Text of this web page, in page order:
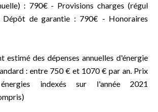
: 790€ - Provisions charges (régul
de garantie : 790€ - Honoraires
estimé des dépenses annuelles d'énergie
: entre 750 € et 1070 € par an. Prix
indexés sur l'année 2021